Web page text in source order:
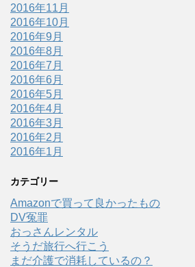
2016年11月
2016年10月
2016年9月
2016年8月
2016年7月
2016年6月
2016年5月
2016年4月
2016年3月
2016年2月
2016年1月
カテゴリー
Amazonで買って良かったもの
DV冤罪
おっさんレンタル
そうだ旅行へ行こう
まだ介護で消耗しているの？